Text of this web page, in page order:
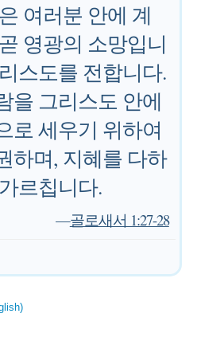
여러분 안에 계
영광의 소망입니
스도를 전합니다.
을 그리스도 안에
로 세우기 위하여
하며, 지혜를 다하
르칩니다.
—골로새서 1:27-28